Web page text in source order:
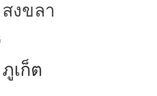
งขลา
เก็ต